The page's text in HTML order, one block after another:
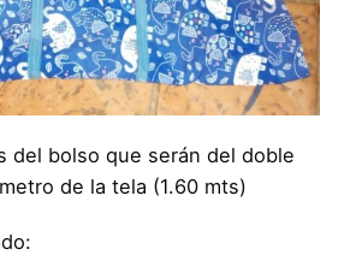
del bolso que serán del doble
de la tela (1.60 mts)